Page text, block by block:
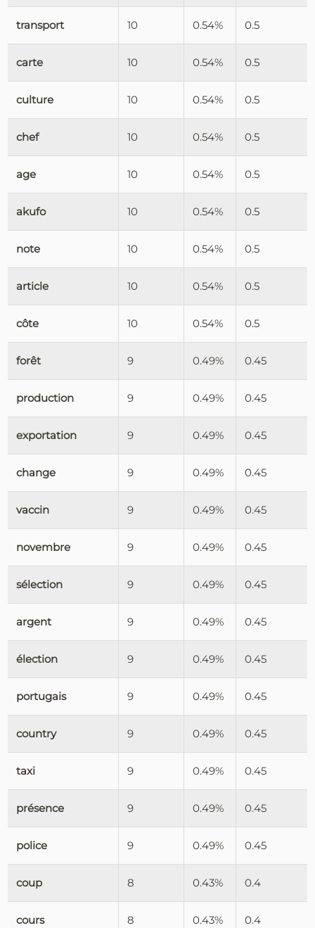
transport 10 0.54% 0.5
carte 10 0.54% 0.5
culture 10 0.54% 0.5
chef 10 0.54% 0.5
age 10 0.54% 0.5
akufo 10 0.54% 0.5
note 10 0.54% 0.5
article 10 0.54% 0.5
côte 10 0.54% 0.5
forêt 9 0.49% 0.45
production 9 0.49% 0.45
exportation 9 0.49% 0.45
change 9 0.49% 0.45
vaccin 9 0.49% 0.45
novembre 9 0.49% 0.45
sélection 9 0.49% 0.45
argent 9 0.49% 0.45
élection 9 0.49% 0.45
portugais 9 0.49% 0.45
country 9 0.49% 0.45
taxi 9 0.49% 0.45
présence 9 0.49% 0.45
police 9 0.49% 0.45
coup 8 0.43% 0.4
cours 8 0.43% 0.4